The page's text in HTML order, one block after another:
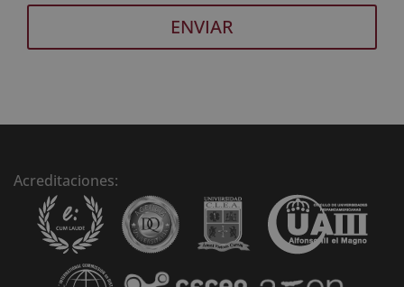
telefónica y/o email):
e
Acreditaciones: